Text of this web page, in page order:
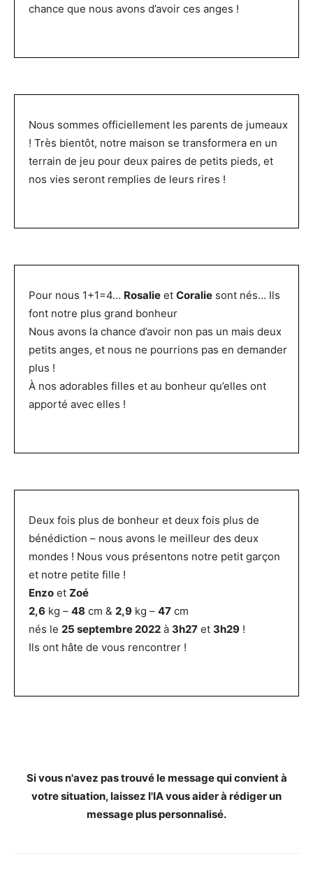
chance que nous avons d’avoir ces anges !
Nous sommes officiellement les parents de jumeaux
! Très bientôt, notre maison se transformera en un
terrain de jeu pour deux paires de petits pieds, et
nos vies seront remplies de leurs rires !
Pour nous 1+1=4… Rosalie et Coralie sont nés… Ils
font notre plus grand bonheur
Nous avons la chance d’avoir non pas un mais deux
petits anges, et nous ne pourrions pas en demander
plus !
À nos adorables filles et au bonheur qu’elles ont
apporté avec elles !
Deux fois plus de bonheur et deux fois plus de
bénédiction – nous avons le meilleur des deux
mondes ! Nous vous présentons notre petit garçon
et notre petite fille !
Enzo et Zoé
2,6 kg – 48 cm & 2,9 kg – 47 cm
nés le 25 septembre 2022 à 3h27 et 3h29 !
Ils ont hâte de vous rencontrer !
Si vous n'avez pas trouvé le message qui convient à
votre situation, laissez l'IA vous aider à rédiger un
message plus personnalisé.